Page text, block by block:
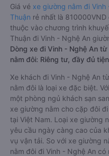
Giá vé xe giường nằm đi Vinh
Thuận rẻ nhất là
thuộc vào chương trình
Thuận đi Vinh - Nghệ An
Dòng xe đi Vinh - Nghệ An
nằm đôi: Riêng tư, đầy đủ
Xe khách đi Vinh - Nghệ An
nằm đôi là loại xe đặc biệt.
một phòng ngủ khách sạn
xe giường nằm cho cặp đôi
tại Việt Nam. Loại xe giường
yêu cầu ngày càng cao của
vụ vận tải. So với xe giường
nằm đôi đi Vinh - Nghệ An